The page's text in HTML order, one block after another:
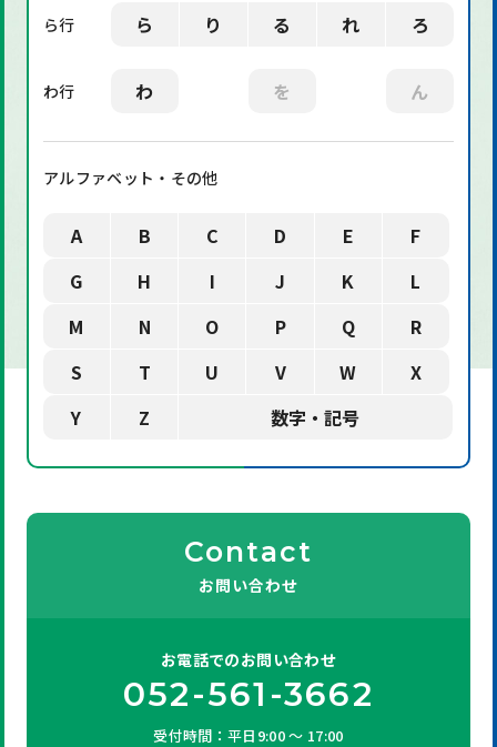
ら行 ら り る れ ろ
わ行 わ を ん
アルファベット・その他
A B C D E
F
G
H I J K
L
M
N O P Q
R
S
T U V W
X
Y
Z 数字・記号
Contact
お問い合わせ
お電話でのお問い合わせ
052-561-3662
受付時間：平日9:00 ～ 17:00